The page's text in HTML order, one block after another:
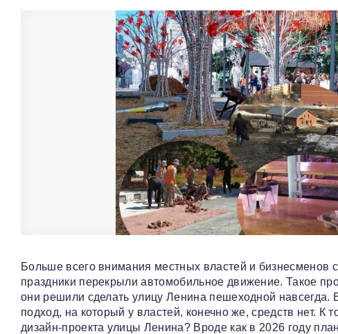
Больше всего внимания местных властей и бизнесменов
праздники перекрыли автомобильное движение. Такое
они решили сделать улицу Ленина пешеходной навсегда.
подход, на который у властей, конечно же, средств нет. К
дизайн-проекта улицы Ленина? Вроде как в 2026 году